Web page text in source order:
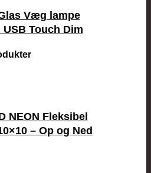
Væg lampe
USB Touch Dim
NEON Fleksibel
– Op og Ned